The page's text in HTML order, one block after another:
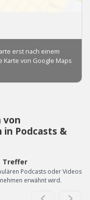
von
Podcasts &
Treffer
Podcasts oder Videos
erwähnt wird.